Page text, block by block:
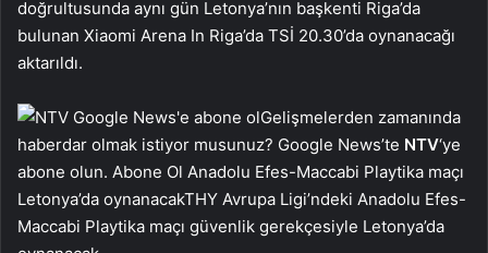
doğrultusunda aynı gün Letonya’nın başkenti Riga’da
bulunan Xiaomi Arena In Riga’da TSİ 20.30’da oynanacağı
aktarıldı.
Gelişmelerden zamanında
haberdar olmak istiyor musunuz? Google News’te NTV‘ye
abone olun. Abone Ol Anadolu Efes-Maccabi Playtika maçı
Letonya’da oynanacakTHY Avrupa Ligi’ndeki Anadolu Efes-
Maccabi Playtika maçı güvenlik gerekçesiyle Letonya’da